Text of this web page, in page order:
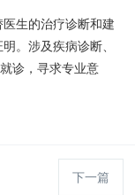
生的治疗诊断和建
。涉及疾病诊断、
诊，寻求专业意
下一篇